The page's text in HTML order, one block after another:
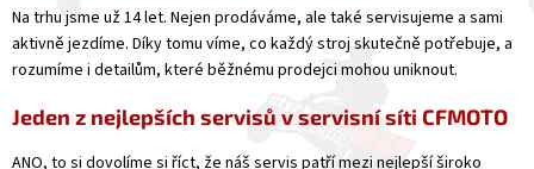
Na trhu jsme už 14 let. Nejen prodáváme, ale také servisujeme a sami
aktivně jezdíme. Díky tomu víme, co každý stroj skutečně potřebuje, a
rozumíme i detailům, které běžnému prodejci mohou uniknout.
Jeden z nejlepších servisů v servisní síti CFMOTO
ANO, to si dovolíme si říct, že náš servis patří mezi nejlepší široko